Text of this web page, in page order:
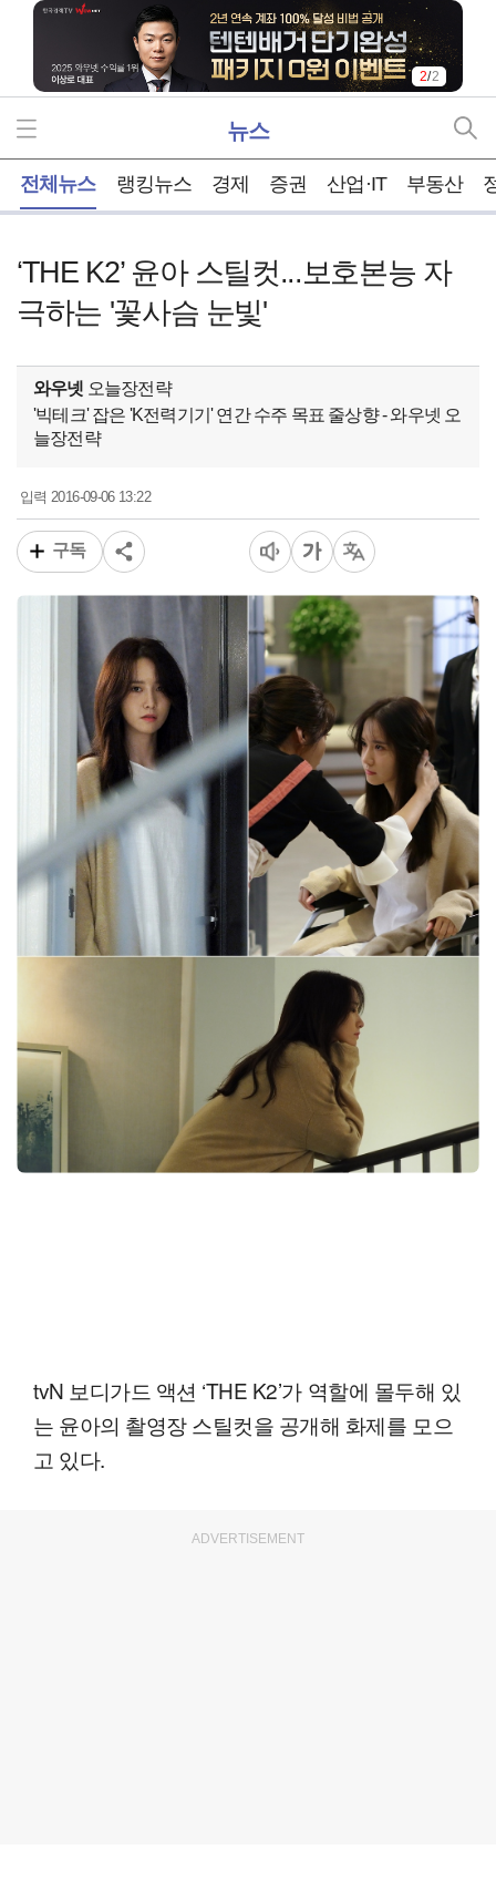
1/2
뉴스
전체뉴스 랭킹뉴스 경제 증권 산업·IT 부동산
‘THE K2’ 윤아 스틸컷...보호본능 자
극하는 '꽃사슴 눈빛'
와우넷 오늘장전략
'빅테크' 잡은 'K전력기기' 연간 수주 목표 줄상향 - 와우넷 오
늘장전략
입력 2016-09-06 13:22
구독
tvN 보디가드 액션 ‘THE K2’가 역할에 몰두해 있
는 윤아의 촬영장 스틸컷을 공개해 화제를 모으
고 있다.
ADVERTISEMENT